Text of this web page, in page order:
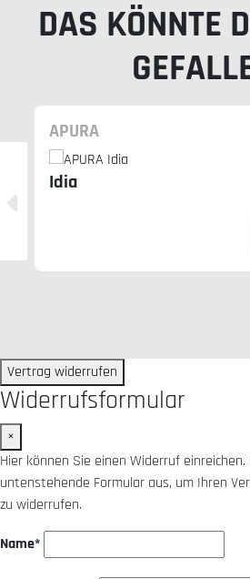
DAS KÖNNTE
APURA
Idia
Vertrag widerrufen
Widerrufsformular
×
Hier können Sie einen Widerruf
untenstehende Formular aus, um Ihren
zu widerrufen.
Name*